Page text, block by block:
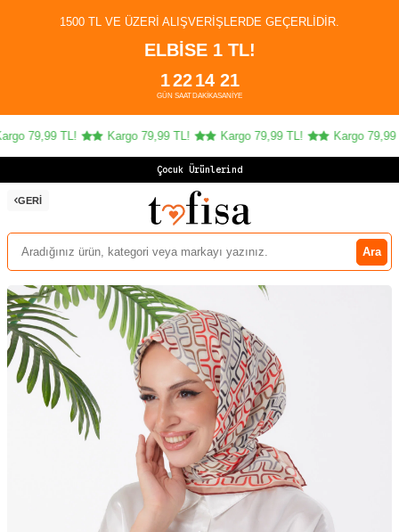
1500 TL VE ÜZERI ALIŞVERIŞLERDE GEÇERLIDIR.
ELBİSE 1 TL!
1
GÜN
22
SAAT
14
DAKIKA
21
SANIYE
79,99 TL! Kargo 79,99 TL! Kargo 79,99 TL! Kargo 79,99
Çocuk Ürünlerinde 4
GERI
Ara